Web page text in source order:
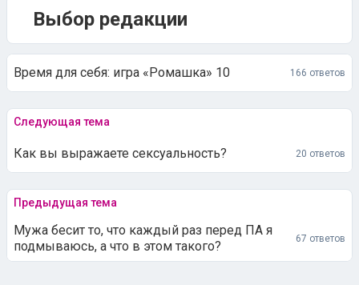
Выбор редакции
Время для себя: игра «Ромашка» 10 166 ответов
Следующая тема
Как вы выражаете сексуальность? 20 ответов
Предыдущая тема
Мужа бесит то, что каждый раз перед ПА я
подмываюсь, а что в этом такого?
67 ответов